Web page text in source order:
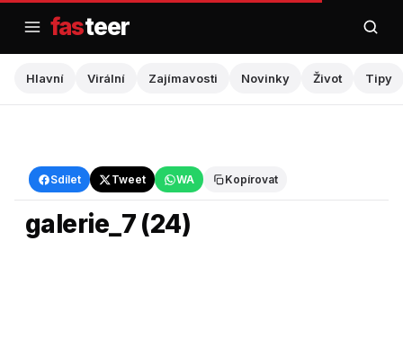
obsah
fasteer
Hlavní Virální Zajímavosti Novinky Život Tipy
Sdílet Tweet WA Kopírovat
Hlavní
galerie_7 (24)